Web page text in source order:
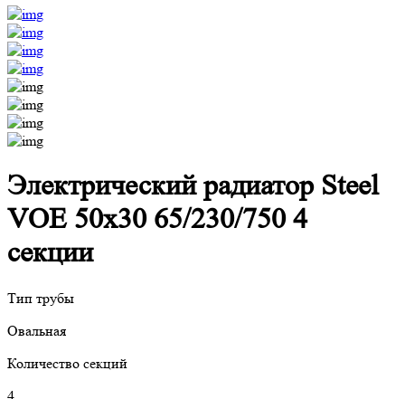
Электрический радиатор Steel
VOE 50x30 65/230/750 4
секции
Тип трубы
Овальная
Количество секций